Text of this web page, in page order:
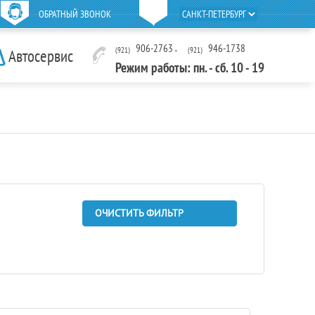
ОБРАТНЫЙ ЗВОНОК
Автосервис (921) 906-2763 , (921) 946-1738
Режим работы: пн. - сб. 10 - 19
ОЧИСТИТЬ ФИЛЬТР